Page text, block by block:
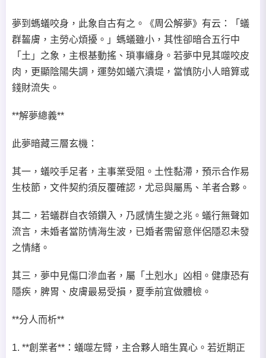
夢到螞蟻咬身，此象自古有之。《周公解夢》有云：「蟻
群齧膚，主勞心煩擾。」螞蟻雖小，其性卻暗合五行中
「土」之象，主根基動搖、瑣事纏身。若夢中見其噬咬皮
肉，更顯陰陽失調，運勢如蟻穴潰堤，當慎防小人暗算或
錢財流失。
**解夢總義**
此夢暗藏三層玄機：
其一，蟻咬手足者，主事業受阻。土性黏滯，預示合作易
生枝節，文件契約須反覆確認，尤忌與屬馬、羊者合夥。
其二，若蟻群自衣領鑽入，乃感情生變之兆。蟻行無聲如
流言，未婚者當防情海生波，已婚者需留意伴侶隱忍未發
之情緒。
其三，夢中見傷口滲血者，屬「土剋水」凶相。健康恐有
隱疾，脾胃、皮膚最易受損，夏季前宜做體檢。
**分人而析**
1. **創業者**：蟻噬左臂，主合夥人暗生異心。若近期正